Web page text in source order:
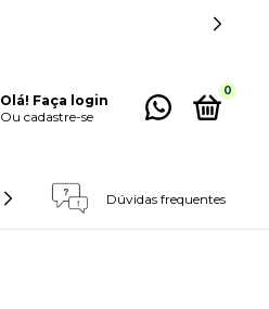
Olá! Faça login
Ou cadastre-se
0
RETIRADAS E DEVOLUÇÕES
Dúvidas frequentes